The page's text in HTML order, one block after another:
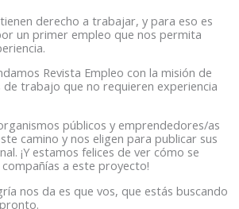
derecho a trabajar, y para eso es
un primer empleo que nos permita
Revista Empleo con la misión de
trabajo que no requieren experiencia
públicos y emprendedores/as
camino y nos eligen para publicar sus
¡Y estamos felices de ver cómo se
a este proyecto!
nos da es que vos, que estás buscando